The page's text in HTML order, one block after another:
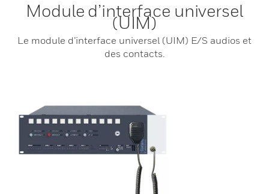
Module d’interface universel
(UIM)
Le module d’interface universel (UIM) E/S audios et
des contacts.